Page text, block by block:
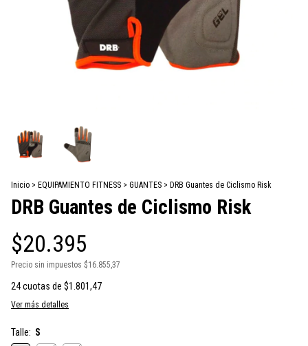
Inicio > EQUIPAMIENTO FITNESS > GUANTES > DRB Guantes de Ciclismo Risk
DRB Guantes de Ciclismo Risk
$20.395
Precio sin impuestos $16.855,37
24cuotas de $1.801,47
Ver más detalles
Talle: S